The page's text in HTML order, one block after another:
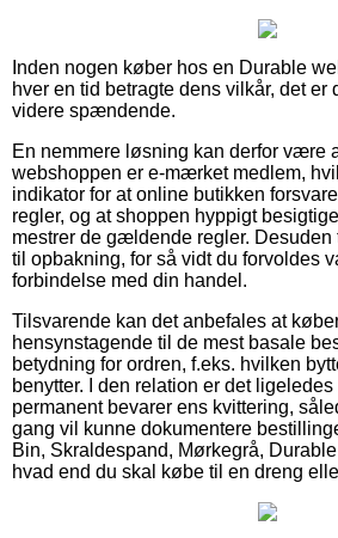
Inden nogen køber hos en Durable
hver en tid betragte dens vilkår, det er
videre spændende.
En nemmere løsning kan derfor være
webshoppen er e-mærket medlem,
indikator for at online butikken
regler, og at shoppen hyppigt
mestrer de gældende regler.
til opbakning, for så vidt du forvoldes
forbindelse med din handel.
Tilsvarende kan det anbefales at
hensynstagende til de mest basale
betydning for ordren, f.eks. hvilken
benytter. I den relation er det
permanent bevarer ens kvittering,
gang vil kunne dokumentere
Bin, Skraldespand, Mørkegrå,
hvad end du skal købe til en dreng